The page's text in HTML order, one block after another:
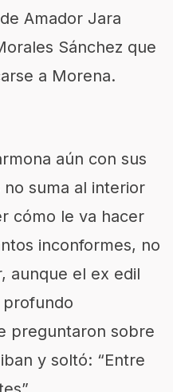
Amador Jara
Sánchez que
a Morena.
aún con sus
suma al interior
cómo le va hacer
inconformes, no
aunque el ex edil
preguntaron sobre
y soltó: “Entre